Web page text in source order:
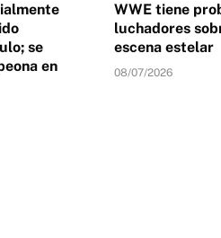
se
en
WWE tiene
luchadores
escena estelar
08/07/2026